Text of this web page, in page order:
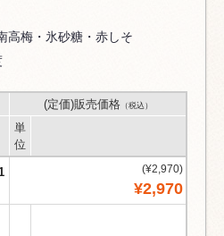
高梅・氷砂糖・赤しそ
(定価)販売価格（税込）
単
位
(¥2,970)
¥2,970